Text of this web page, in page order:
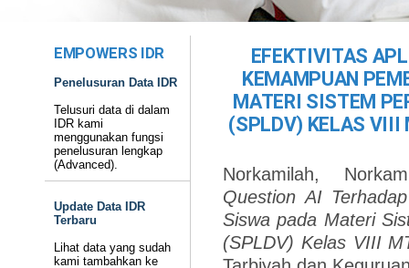
EMPOWERS IDR
Penelusuran Data IDR
Telusuri data di dalam
IDR kami
menggunakan fungsi
penelusuran lengkap
(Advanced).
Update Data IDR
Terbaru
Lihat data yang sudah
kami tambahkan ke
EFEKTIVITAS
KEMAMPUAN
MATERI SISTEM
(SPLDV) KELAS VIII
Norkamilah,
Question AI
Siswa pada Materi
(SPLDV) Kelas VIII